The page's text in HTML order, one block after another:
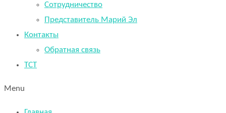
Сотрудничество
Представитель Марий Эл
Контакты
Обратная связь
TCT
Menu